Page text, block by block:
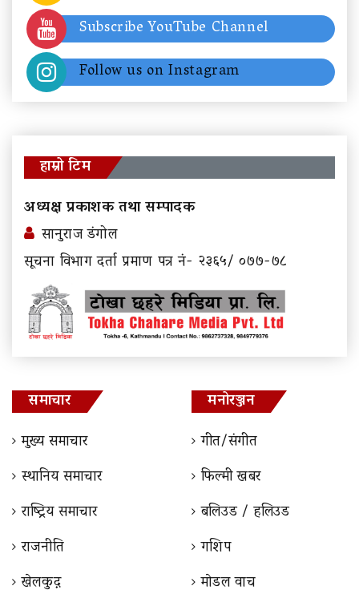
Subscribe YouTube Channel
Follow us on Instagram
हाम्रो टिम
अध्यक्ष प्रकाशक तथा सम्पादक
सानुराज डंगोल
सूचना विभाग दर्ता प्रमाण पत्र नं- २३६५/ ०७७-७८
समाचार
मुख्य समाचार
स्थानिय समाचार
राष्ट्रिय समाचार
राजनीति
खेलकुद़़
मनोरञ्जन
गीत/संगीत
फिल्मी खबर
बलिउड / हलिउड
गशिप
माेडल वाच